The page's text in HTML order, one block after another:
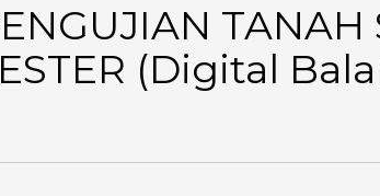
TANAH
(Digital